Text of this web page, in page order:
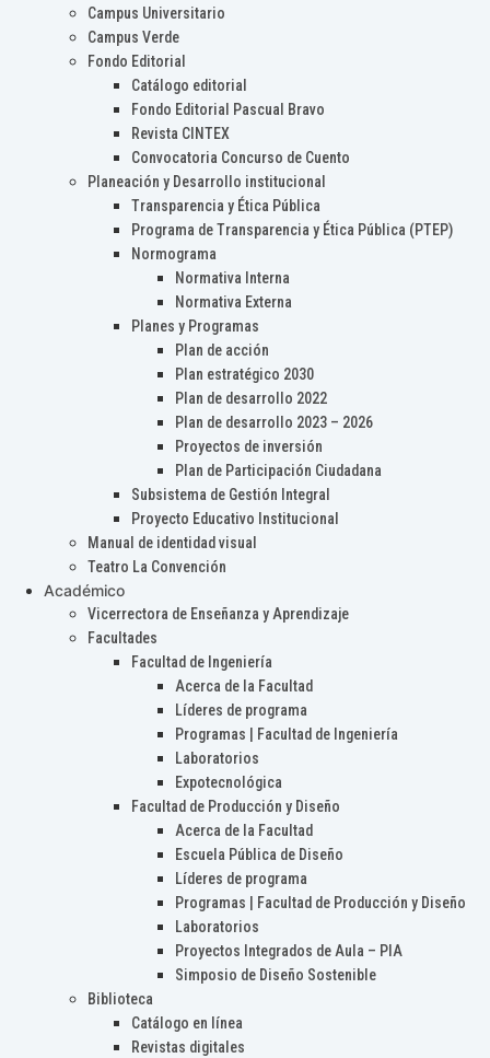
Campus Universitario
Campus Verde
Fondo Editorial
Catálogo editorial
Fondo Editorial Pascual Bravo
Revista CINTEX
Convocatoria Concurso de Cuento
Planeación y Desarrollo institucional
Transparencia y Ética Pública
Programa de Transparencia y Ética Pública (PTEP)
Normograma
Normativa Interna
Normativa Externa
Planes y Programas
Plan de acción
Plan estratégico 2030
Plan de desarrollo 2022
Plan de desarrollo 2023 – 2026
Proyectos de inversión
Plan de Participación Ciudadana
Subsistema de Gestión Integral
Proyecto Educativo Institucional
Manual de identidad visual
Teatro La Convención
Académico
Vicerrectora de Enseñanza y Aprendizaje
Facultades
Facultad de Ingeniería
Acerca de la Facultad
Líderes de programa
Programas | Facultad de Ingeniería
Laboratorios
Expotecnológica
Facultad de Producción y Diseño
Acerca de la Facultad
Escuela Pública de Diseño
Líderes de programa
Programas | Facultad de Producción y Diseño
Laboratorios
Proyectos Integrados de Aula – PIA
Simposio de Diseño Sostenible
Biblioteca
Catálogo en línea
Revistas digitales